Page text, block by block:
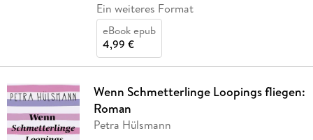
Ein weiteres Format
eBook epub
4,99 €
Wenn Schmetterlinge Loopings fliegen:
Roman
Petra Hülsmann